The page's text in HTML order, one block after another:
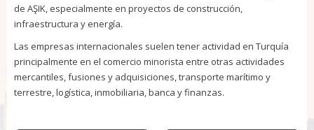
de AŞIK, especialmente en proyectos de construcción,
infraestructura y energía.
Las empresas internacionales suelen tener actividad en Turquía
principalmente en el comercio minorista entre otras actividades
mercantiles, fusiones y adquisiciones, transporte marítimo y
terrestre, logística, inmobiliaria, banca y finanzas.